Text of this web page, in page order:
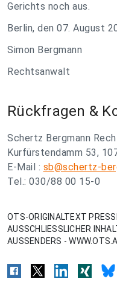
Gerichts noch aus.
Berlin, den 07. August
Simon Bergmann
Rechtsanwalt
Rückfragen &
Schertz Bergmann
Kurfürstendamm 53,
E-Mail : sb@schertz-
Tel.: 030/88 00 15-0
OTS-ORIGINALTEXT
AUSSCHLIESSLICHER
AUSSENDERS -